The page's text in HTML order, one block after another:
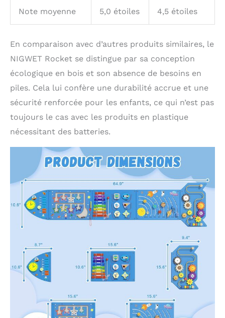
Note moyenne 5,0 étoiles 4,5 étoiles
En comparaison avec d’autres produits similaires, le
NIGWET Rocket se distingue par sa conception
écologique en bois et son absence de besoins en
piles. Cela lui confère une durabilité accrue et une
sécurité renforcée pour les enfants, ce qui n’est pas
toujours le cas avec les produits en plastique
nécessitant des batteries.